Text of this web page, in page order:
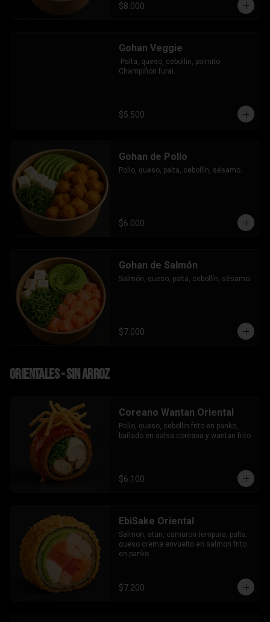
$8.000
Gohan Veggie
-Palta, queso, cebollin, palmito
Champiñon furai.
$5.500
Gohan de Pollo
Pollo, queso, palta, cebollín, sésamo.
$6.000
Gohan de Salmón
Salmón, queso, palta, cebollín, sésamo.
$7.000
Orientales - sin arroz
Coreano Wantan Oriental
Pollo, queso, cebollin frito en panko,
bañado en salsa coreana y wantan frito
$6.100
EbiSake Oriental
Salmon, atun, camaron tempura, palta,
queso crema envuelto en salmon frito
en panko.
$7.200